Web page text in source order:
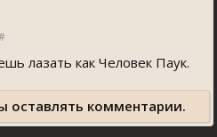
лазать как Человек Паук.
оставлять комментарии.